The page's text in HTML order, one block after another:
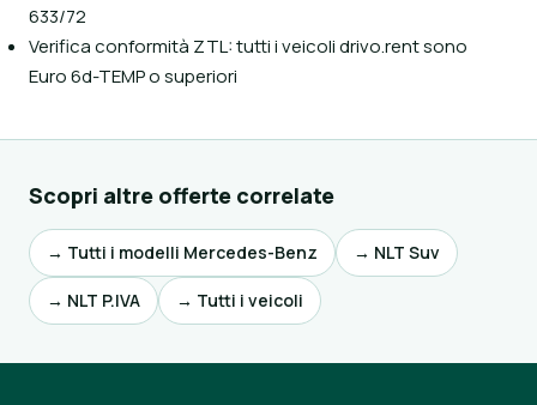
633/72
Verifica conformità ZTL: tutti i veicoli drivo.rent sono
Euro 6d-TEMP o superiori
Scopri altre offerte correlate
→ Tutti i modelli Mercedes-Benz → NLT Suv
→ NLT P.IVA → Tutti i veicoli